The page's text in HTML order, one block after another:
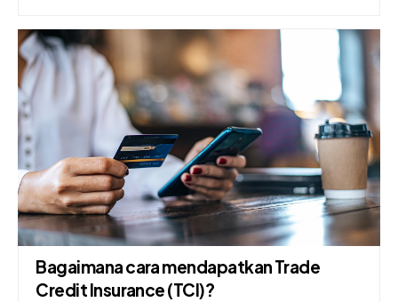
Bagaimana cara mendapatkan Trade
Credit Insurance (TCI)?